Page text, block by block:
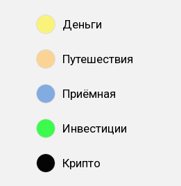
Деньги
Путешествия
Приёмная
Инвестиции
Крипто